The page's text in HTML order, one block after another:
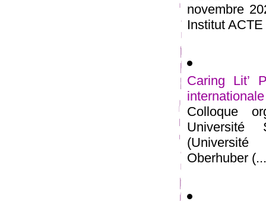
novembre
Institut
Caring Lit’
Colloque
Université
Oberhuber